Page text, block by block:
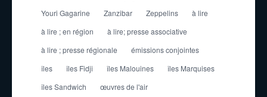
Youri Gagarine
Zanzibar Zeppelins
à lire
à lire ; en région
à lire; presse associative
à lire ; presse régionale
émissions conjointes
îles
îles Fidji îles Malouines
îles Marquises
îles Sandwich
œuvres de l'air